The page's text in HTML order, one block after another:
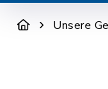
Unsere